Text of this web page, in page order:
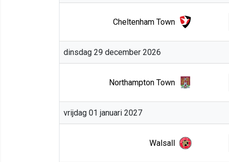
Cheltenham Town
dinsdag 29 december 2026
Northampton Town
vrijdag 01 januari 2027
Walsall